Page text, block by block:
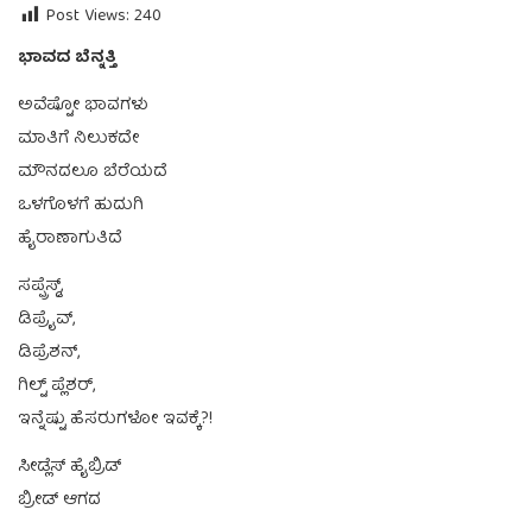
Post Views: 240
ಭಾವದ ಬೆನ್ನತ್ತಿ
ಅವೆಷ್ಟೋ ಭಾವಗಳು
ಮಾತಿಗೆ ನಿಲುಕದೇ
ಮೌನದಲೂ ಬೆರೆಯದೆ
ಒಳಗೊಳಗೆ ಹುದುಗಿ
ಹೈರಾಣಾಗುತಿದೆ
ಸಪ್ಪ್ರೆಸ್ಡ್,
ಡಿಪ್ರೈವ್,
ಡಿಪ್ರೆಶನ್,
ಗಿಲ್ಟ್ ಪ್ಲೆಶರ್,
ಇನ್ನೆಷ್ಟು ಹೆಸರುಗಳೋ ಇವಕ್ಕೆ?!
ಸೀಡ್ಲೆಸ್ ಹೈಬ್ರಿಡ್
ಬ್ರೀಡ್ ಆಗದ